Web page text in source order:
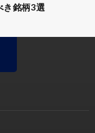
き銘柄3選